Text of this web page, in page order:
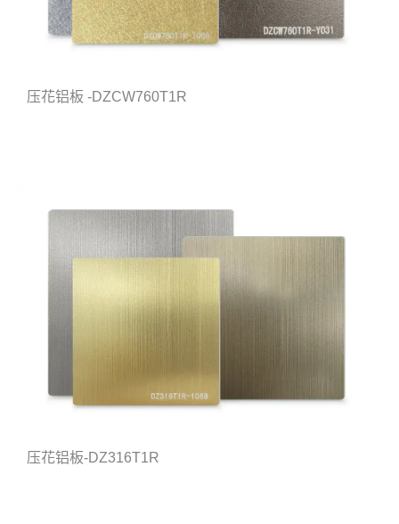
压花铝板 -DZCW760T1R
压花铝板-DZ316T1R